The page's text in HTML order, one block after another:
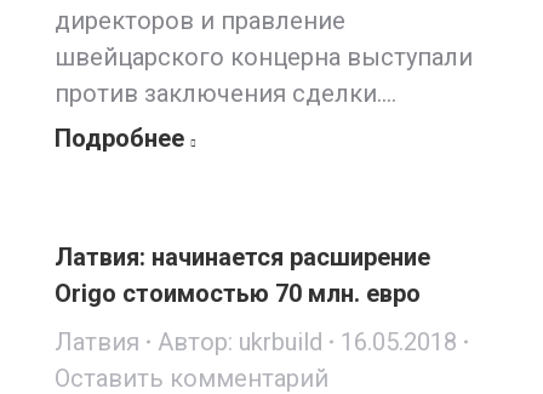
директоров и правление
швейцарского концерна выступали
против заключения сделки.…
Подробнее
Латвия: начинается расширение
Origo стоимостью 70 млн. евро
Латвия
Автор: ukrbuild
16.05.2018
Оставить комментарий